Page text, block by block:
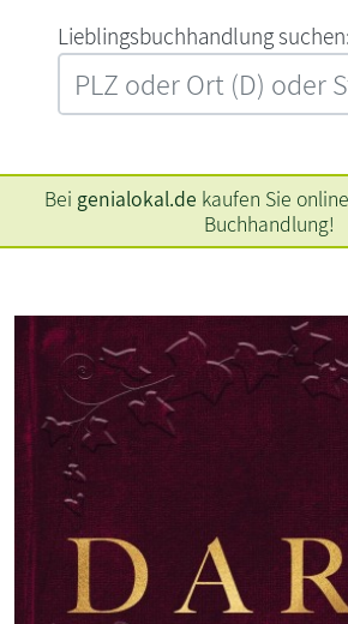
L‍i‍e‍b‍l‍i‍n‍g‍s‍b‍u‍c‍h‍h‍a‍n‍d‍l‍u‍n‍g‍ ‍s‍u‍c‍h‍e‍n‍:‍
Bei genialokal.de kaufen Sie
Buchhandlung!